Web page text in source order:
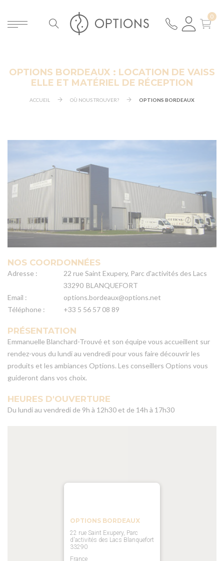
OPTIONS BORDEAUX : LOCATION DE VAISS
ELLE ET MATÉRIEL DE RÉCEPTION
ACCUEIL OÙ NOUS TROUVER? OPTIONS BORDEAUX
NOS COORDONNÉES
Adresse :
22 rue Saint Exupery, Parc d'activités des Lacs
33290 BLANQUEFORT
Email :
options.bordeaux@options.net
Téléphone :
+33 5 56 57 08 89
PRÉSENTATION
Emmanuelle Blanchard-Trouvé et son équipe vous accueillent sur
rendez-vous du lundi au vendredi pour vous faire découvrir les
produits et les ambiances Options. Les conseillers Options vous
guideront dans vos choix.
HEURES D'OUVERTURE
Du lundi au vendredi de 9h à 12h30 et de 14h à 17h30
OPTIONS BORDEAUX
22 rue Saint Exupery, Parc
d'activités des Lacs Blanquefort
33290
France